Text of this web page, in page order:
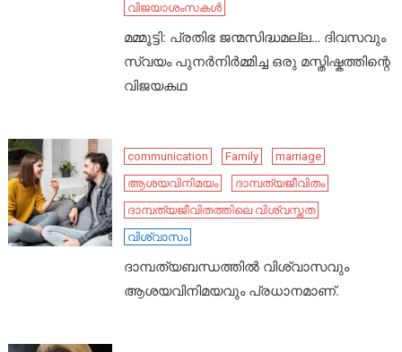
വിജയാശംസകൾ
മമ്മൂട്ടി: പ്രതിഭ ജന്മസിദ്ധമല്ല… ദിവസവും
സ്വയം പുനർനിർമ്മിച്ച ഒരു മസ്തിഷ്കത്തിന്റെ
വിജയകഥ
communication Family
marriage
ആശയവിനിമയം
ദാമ്പത്യജീവിതം
ദാമ്പത്യജീവിതത്തിലെ വിശ്വസ്തത
വിശ്വാസം
ദാമ്പത്യബന്ധത്തിൽ വിശ്വാസവും
ആശയവിനിമയവും പ്രധാനമാണ്.